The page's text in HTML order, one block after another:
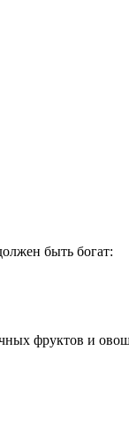
быть богат:
фруктов и